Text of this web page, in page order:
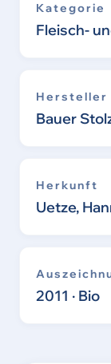
Kategorie
Fleisch-
Hersteller
Bauer
Herkunft
Uetze,
2011 · Bio